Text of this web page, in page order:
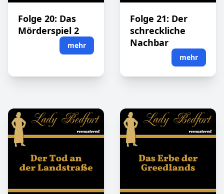
Folge 20: Das
Mörderspiel 2
mehr
Folge 21: Der
schreckliche
Nachbar
mehr